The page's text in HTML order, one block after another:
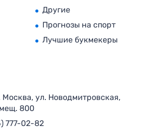
Другие
Прогнозы на спорт
Лучшие букмекеры
Москва, ул. Новодмитровская,
800
777-02-82